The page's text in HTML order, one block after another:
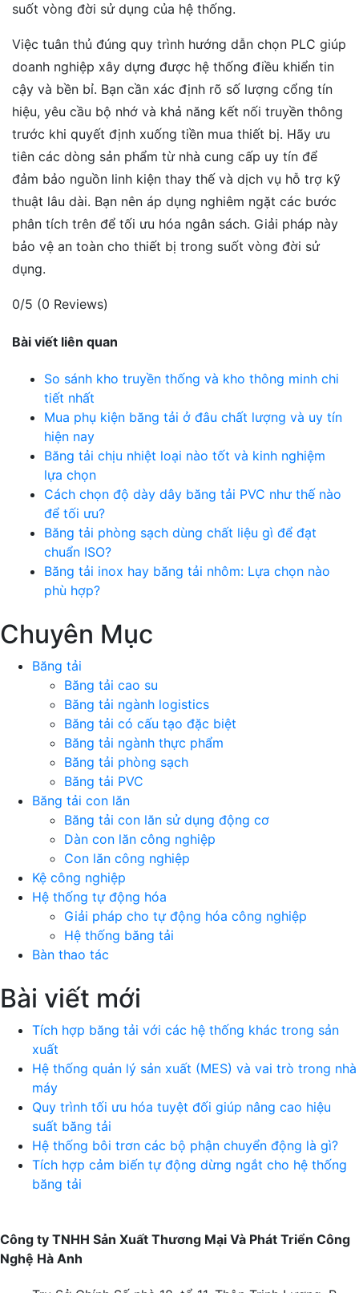
suốt vòng đời sử dụng của hệ thống.
Việc tuân thủ đúng quy trình hướng dẫn chọn PLC giúp
doanh nghiệp xây dựng được hệ thống điều khiển tin
cậy và bền bỉ. Bạn cần xác định rõ số lượng cổng tín
hiệu, yêu cầu bộ nhớ và khả năng kết nối truyền thông
trước khi quyết định xuống tiền mua thiết bị. Hãy ưu
tiên các dòng sản phẩm từ nhà cung cấp uy tín để
đảm bảo nguồn linh kiện thay thế và dịch vụ hỗ trợ kỹ
thuật lâu dài. Bạn nên áp dụng nghiêm ngặt các bước
phân tích trên để tối ưu hóa ngân sách. Giải pháp này
bảo vệ an toàn cho thiết bị trong suốt vòng đời sử
dụng.
0/5 (0 Reviews)
Bài viết liên quan
So sánh kho truyền thống và kho thông minh chi
tiết nhất
Mua phụ kiện băng tải ở đâu chất lượng và uy tín
hiện nay
Băng tải chịu nhiệt loại nào tốt và kinh nghiệm
lựa chọn
Cách chọn độ dày dây băng tải PVC như thế nào
để tối ưu?
Băng tải phòng sạch dùng chất liệu gì để đạt
chuẩn ISO?
Băng tải inox hay băng tải nhôm: Lựa chọn nào
phù hợp?
Chuyên Mục
Băng tải
Băng tải cao su
Băng tải ngành logistics
Băng tải có cấu tạo đặc biệt
Băng tải ngành thực phẩm
Băng tải phòng sạch
Băng tải PVC
Băng tải con lăn
Băng tải con lăn sử dụng động cơ
Dàn con lăn công nghiệp
Con lăn công nghiệp
Kệ công nghiệp
Hệ thống tự động hóa
Giải pháp cho tự động hóa công nghiệp
Hệ thống băng tải
Bàn thao tác
Bài viết mới
Tích hợp băng tải với các hệ thống khác trong sản
xuất
Hệ thống quản lý sản xuất (MES) và vai trò trong nhà
máy
Quy trình tối ưu hóa tuyệt đối giúp nâng cao hiệu
suất băng tải
Hệ thống bôi trơn các bộ phận chuyển động là gì?
Tích hợp cảm biến tự động dừng ngắt cho hệ thống
băng tải
Công ty TNHH Sản Xuất Thương Mại Và Phát Triển Công
Nghệ Hà Anh